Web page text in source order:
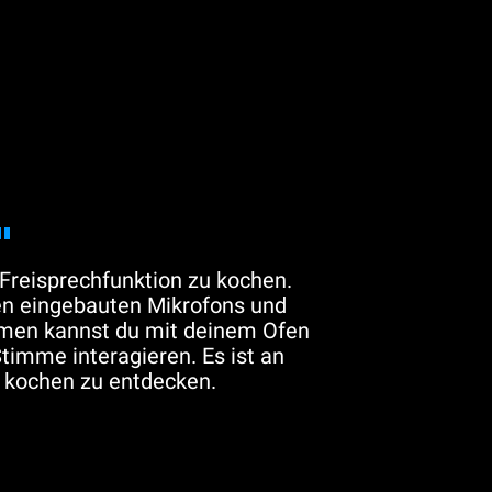
zu kochen.
eingebauten Mikrofons und
kannst du mit deinem Ofen
interagieren. Es ist an
zu entdecken.